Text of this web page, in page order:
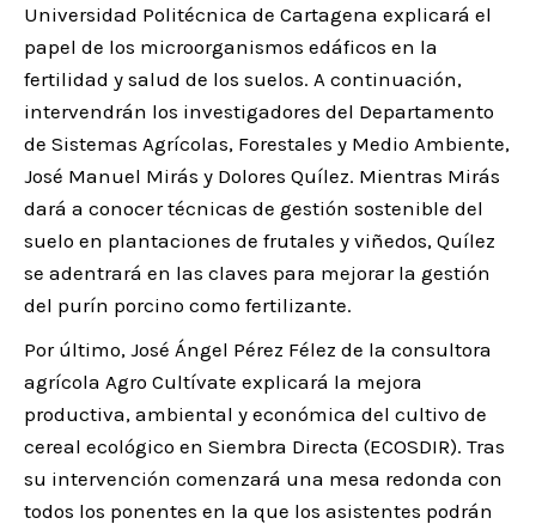
Universidad Politécnica de Cartagena explicará el
papel de los microorganismos edáficos en la
fertilidad y salud de los suelos. A continuación,
intervendrán los investigadores del Departamento
de Sistemas Agrícolas, Forestales y Medio Ambiente,
José Manuel Mirás y Dolores Quílez. Mientras Mirás
dará a conocer técnicas de gestión sostenible del
suelo en plantaciones de frutales y viñedos, Quílez
se adentrará en las claves para mejorar la gestión
del purín porcino como fertilizante.
Por último, José Ángel Pérez Félez de la consultora
agrícola Agro Cultívate explicará la mejora
productiva, ambiental y económica del cultivo de
cereal ecológico en Siembra Directa (ECOSDIR). Tras
su intervención comenzará una mesa redonda con
todos los ponentes en la que los asistentes podrán